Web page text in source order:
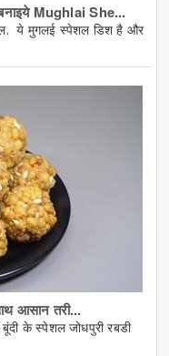
Mughlai She...
ये मुगलई स्पेशल डिश है और
आसान तरी...
के स्पेशल जोधपुरी रबडी